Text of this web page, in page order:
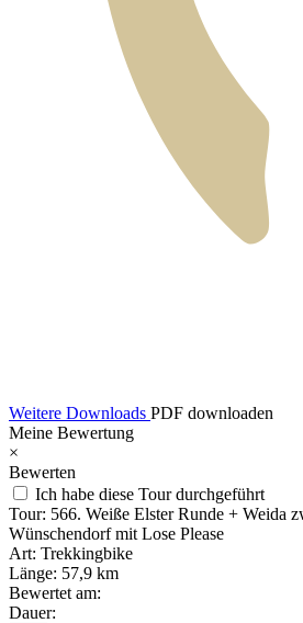
Weitere Downloads PDF downloaden
Meine Bewertung
×
Bewerten
Ich habe diese Tour durchgeführt
Tour: 566. Weiße Elster Runde + Weida
Wünschendorf mit Lose Please
Art: Trekkingbike
Länge: 57,9 km
Bewertet am:
Dauer: